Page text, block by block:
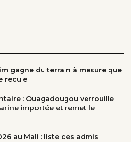
gagne du terrain à mesure que
recule
: Ouagadougou verrouille
importée et remet le
au Mali : liste des admis